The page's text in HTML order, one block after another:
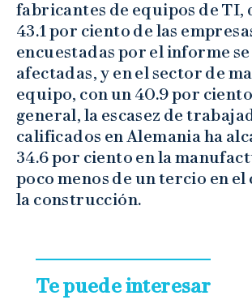
fabricantes de equipos de TI,
43.1 por ciento de las
encuestadas por el informe
afectadas, y en el sector de
equipo, con un 40.9 por
general, la escasez de
calificados en Alemania ha
34.6 por ciento en la
poco menos de un tercio en
la construcción.
Te puede interesar